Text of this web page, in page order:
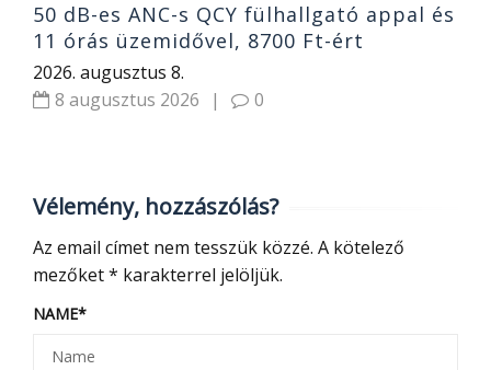
50 dB-es ANC-s QCY fülhallgató appal és
11 órás üzemidővel, 8700 Ft-ért
2026. augusztus 8.
8 augusztus 2026
| 0
Vélemény, hozzászólás?
Az email címet nem tesszük közzé. A kötelező
mezőket* karakterrel jelöljük.
NAME*